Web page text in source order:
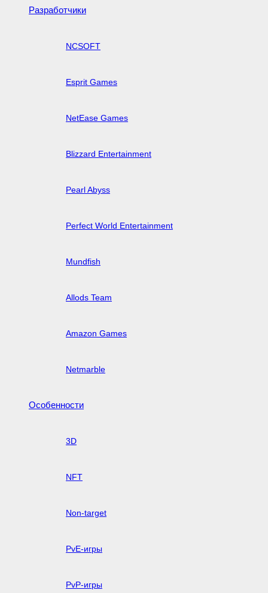
Разработчики
NCSOFT
Esprit Games
NetEase Games
Blizzard Entertainment
Pearl Abyss
Perfect World Entertainment
Mundfish
Allods Team
Amazon Games
Netmarble
Особенности
3D
NFT
Non-target
PvE-игры
PvP-игры